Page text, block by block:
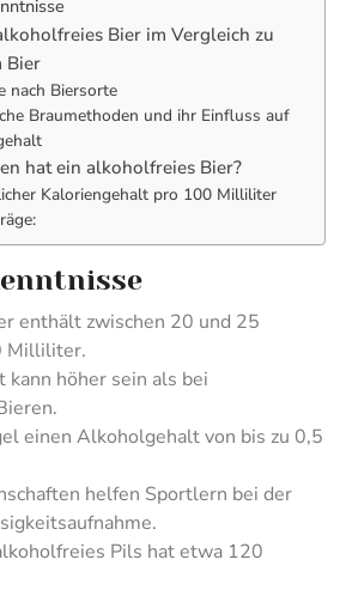
Bier im Vergleich zu
Bier
nach Biersorte
Braumethoden und ihr Einfluss auf
hat ein alkoholfreies Bier?
Kaloriengehalt pro 100 Milliliter
enthält zwischen 20 und 25
Milliliter.
kann höher sein als bei
einen Alkoholgehalt von bis zu 0,5
helfen Sportlern bei der
Pils hat etwa 120